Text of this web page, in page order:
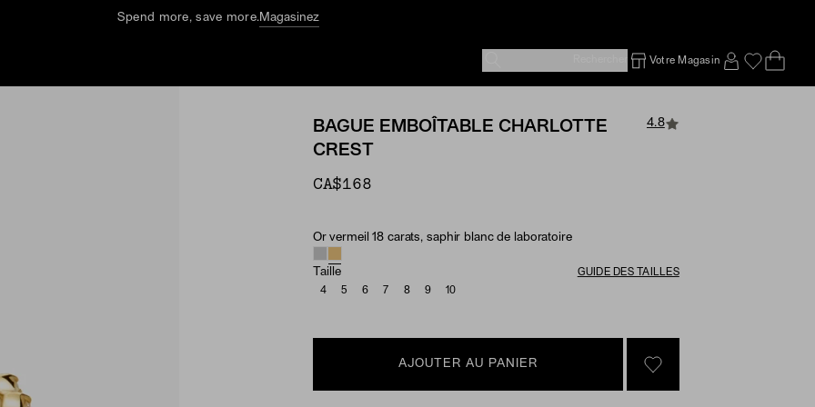
Le guide estivalExplorez
Votre Magasin
BAGUE EMBOÎTABLE CHARLOTTE
CREST
4.8
CA$168
Material & Stone Options
Or vermeil 18 carats, saphir blanc de laboratoire
Taille GUIDE DES TAILLES
4 5 6 7 8 9 10
AJOUTER AU PANIER
SIGN IN TO GO TO